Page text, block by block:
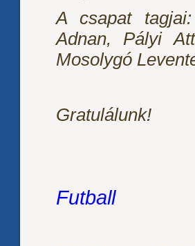
A csapat
Adnan, Pályi
Mosolygó
Gratulálunk!
Futball